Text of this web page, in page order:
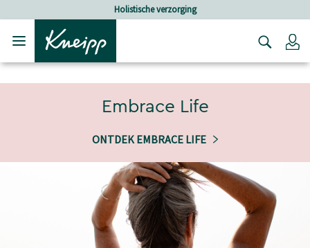
Verder gaan naar hoofdinhoud.
Verder gaan naar de footerHolistische verzorging
Embrace Life
ONTDEK EMBRACE LIFE